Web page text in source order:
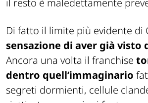
il resto è maledettamente
Di fatto il limite più evidente di
sensazione di aver già visto
Ancora una volta il franchise
dentro quell’immaginario
segreti dormienti, cellule